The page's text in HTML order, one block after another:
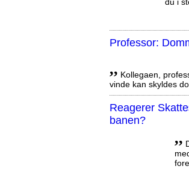
du i
Professor:
,, Kollegaen,
vinde kan skyldes
Reagerer
banen?
,,